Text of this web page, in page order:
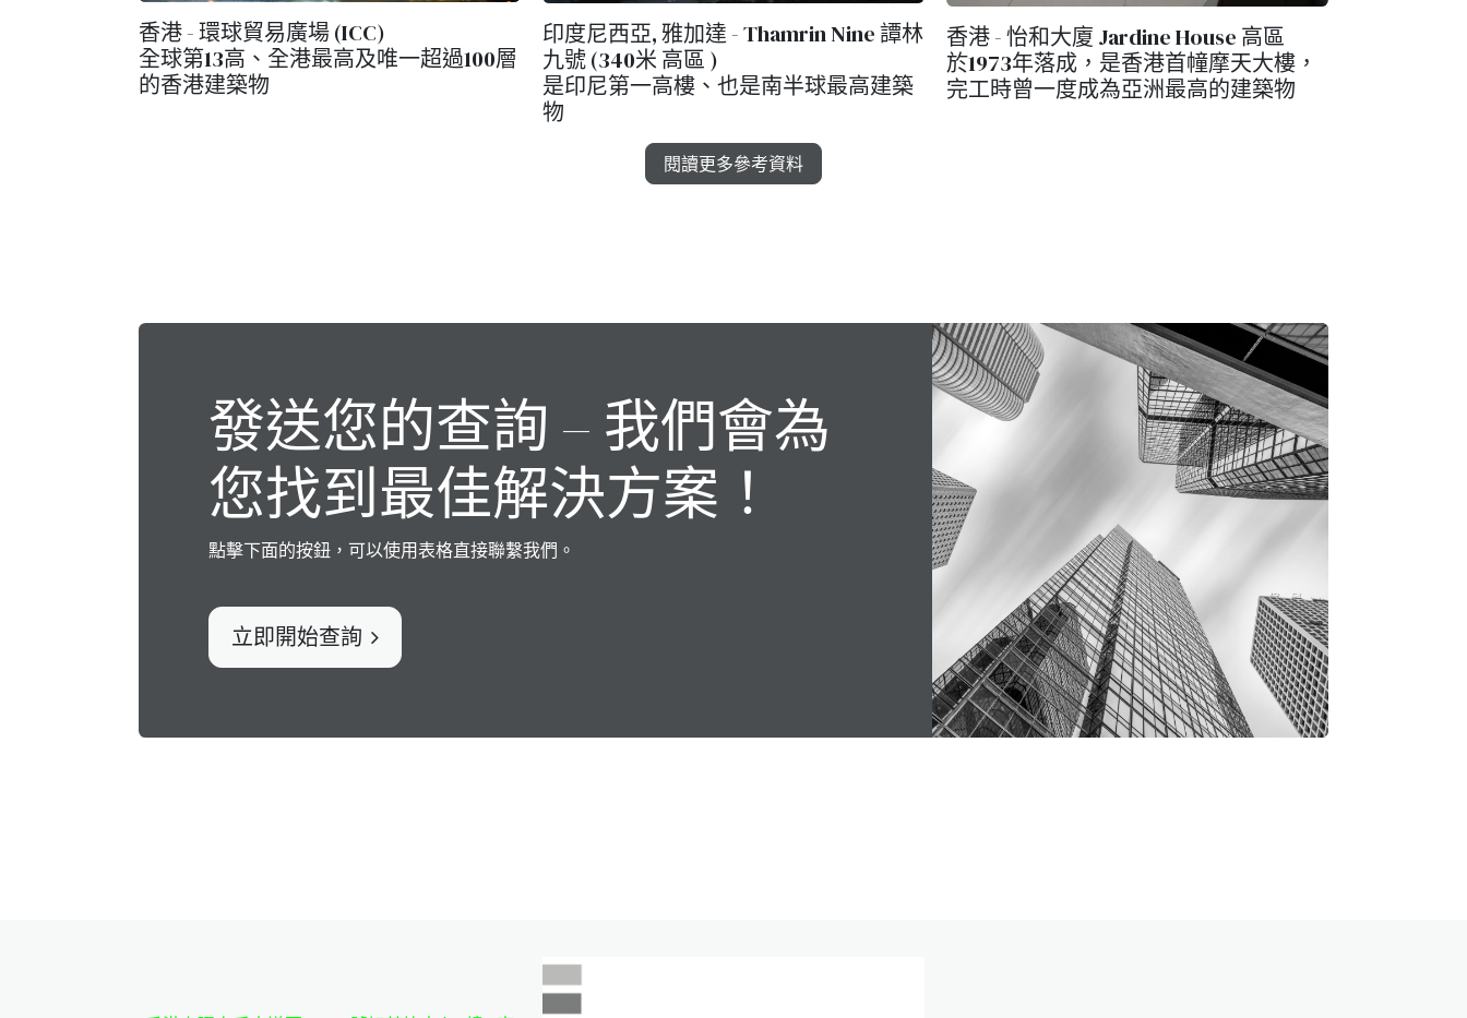
香港 - 怡和大廈 Jardine House 高區
於1973年落成，是香港首幢摩天大樓，
完工時曾一度成為亞洲最高的建築物
印度尼西亞, 雅加達 - Thamrin Nine 譚林
九號 (340米 高區 )
是印尼第一高樓、也是南半球最高建築
物
香港 - 環球貿易廣場 (ICC)
全球第13高、全港最高及唯一超過100層
的香港建築物
閱讀更多參考資料
發送您的查詢 – 我們會為
您找到最佳解決方案！
點擊下面的按鈕，可以使用表格直接聯繫我們。
立即開始查詢